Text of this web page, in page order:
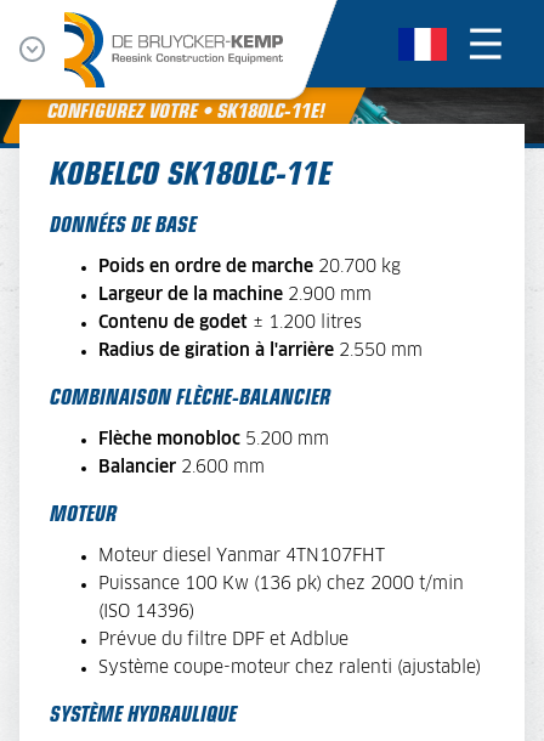
CONFIGUREZ VOTRE • SK180LC-11E!
KOBELCO SK180LC-11E
DONNÉES DE BASE
Poids en ordre de marche 20.700 kg
Largeur de la machine 2.900 mm
Contenu de godet ± 1.200 litres
Radius de giration à l'arrière 2.550 mm
COMBINAISON FLÈCHE-BALANCIER
Flèche monobloc 5.200 mm
Balancier 2.600 mm
MOTEUR
Moteur diesel Yanmar 4TN107FHT
Puissance 100 Kw (136 pk) chez 2000 t/min
(ISO 14396)
Prévue du filtre DPF et Adblue
Système coupe-moteur chez ralenti (ajustable)
SYSTÈME HYDRAULIQUE